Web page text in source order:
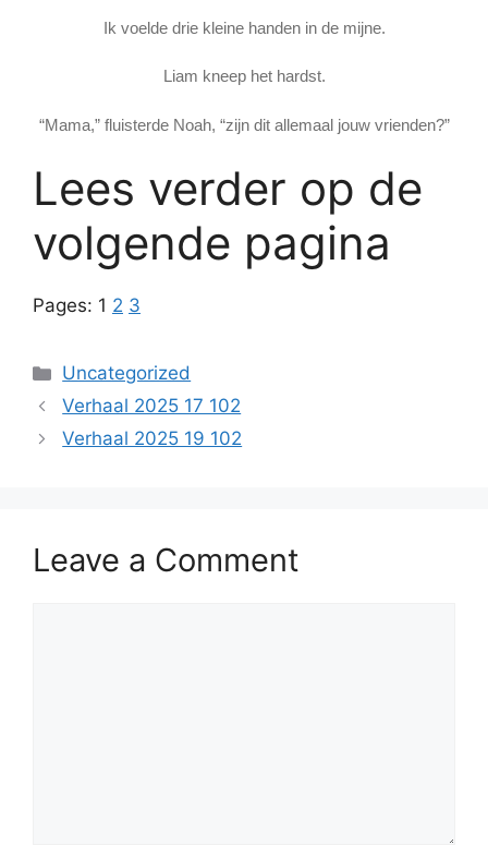
Ik voelde drie kleine handen in de mijne.
Liam kneep het hardst.
“Mama,” fluisterde Noah, “zijn dit allemaal jouw vrienden?”
Lees verder op de
volgende pagina
Pages: 1 2 3
Categories
Uncategorized
Verhaal 2025 17 102
Verhaal 2025 19 102
Leave a Comment